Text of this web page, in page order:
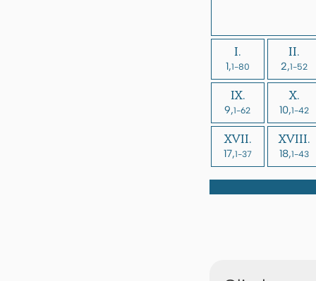
I.
1,1-80
II.
2,1-52
IX.
9,1-62
X.
10,1-42
XVII.
17,1-37
XVIII.
18,1-43